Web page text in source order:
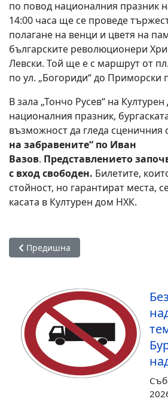
по повод националния празник
14:00 часа ще се проведе
полагане на венци и цветя на
българските революционери
Левски. Той ще е с маршрут от
по ул. „Богориди“ до Приморски
В зала „Тончо Русев“ на
националния празник,
възможност да гледа сценичния
на забравените“ по Иван
Вазов. Представлението
с вход свободен. Билетите,
стойност, но гарантират места,
касата в Културен дом НХК.
Предишна статия: Обсъдиха мерки
Предишна